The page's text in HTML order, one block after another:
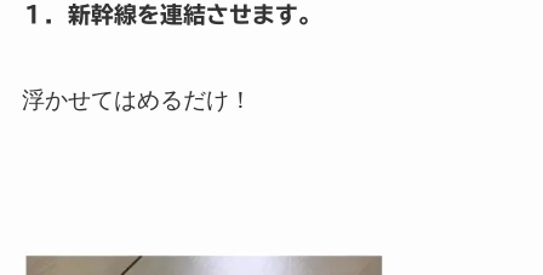
１．新幹線を連結させます。
浮かせてはめるだけ！